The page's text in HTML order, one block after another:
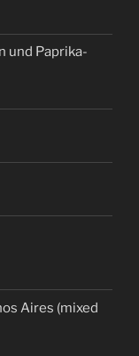
und Paprika-
Aires (mixed